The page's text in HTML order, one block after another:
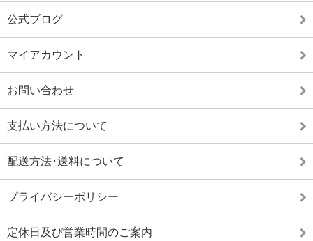
公式ブログ
マイアカウント
お問い合わせ
支払い方法について
配送方法･送料について
プライバシーポリシー
定休日及び営業時間のご案内